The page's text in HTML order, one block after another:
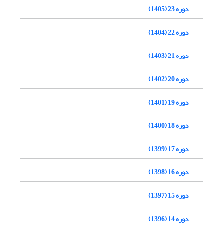
دوره 23 (1405)
دوره 22 (1404)
دوره 21 (1403)
دوره 20 (1402)
دوره 19 (1401)
دوره 18 (1400)
دوره 17 (1399)
دوره 16 (1398)
دوره 15 (1397)
دوره 14 (1396)